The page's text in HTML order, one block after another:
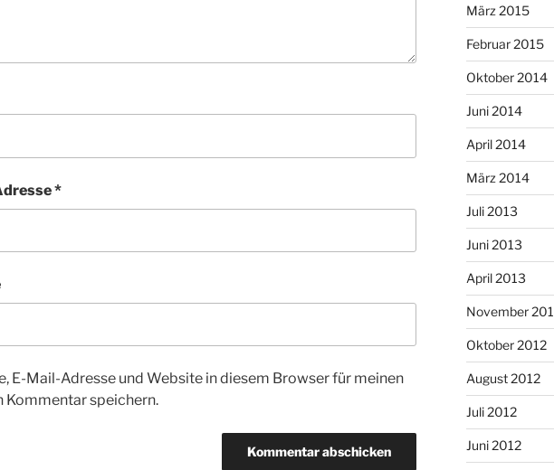
*
E-Mail-Adresse und Website in diesem Browser für meinen
Kommentar speichern.
März 2015
Februar 2015
Oktober 2014
Juni 2014
April 2014
März 2014
Juli 2013
Juni 2013
April 2013
November
Oktober 2012
August 2012
Juli 2012
Juni 2012